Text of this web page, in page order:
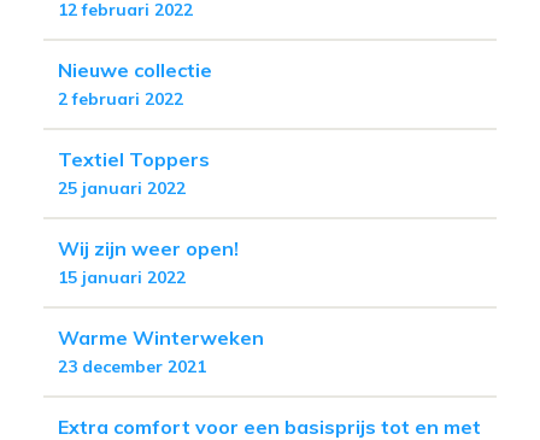
12 februari 2022
Nieuwe collectie
2 februari 2022
Textiel Toppers
25 januari 2022
Wij zijn weer open!
15 januari 2022
Warme Winterweken
23 december 2021
Extra comfort voor een basisprijs tot en met